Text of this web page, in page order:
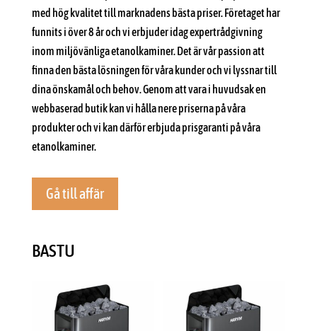
med hög kvalitet till marknadens bästa priser. Företaget har
funnits i över 8 år och vi erbjuder idag expertrådgivning
inom miljövänliga etanolkaminer. Det är vår passion att
finna den bästa lösningen för våra kunder och vi lyssnar till
dina önskamål och behov. Genom att vara i huvudsak en
webbaserad butik kan vi hålla nere priserna på våra
produkter och vi kan därför erbjuda prisgaranti på våra
etanolkaminer.
Gå till affär
BASTU